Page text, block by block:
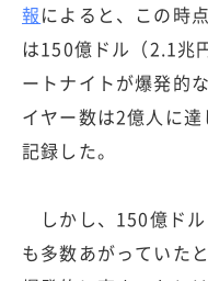
報によると、この時
は150億ドル（2.1兆
ートナイトが爆発的
イヤー数は2億人に
記録した。
しかし、150億ド
も多数あがっていた